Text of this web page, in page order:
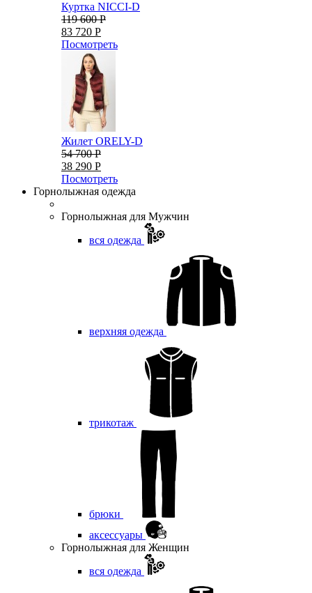
Куртка NICCI-D
119 600 Р
83 720 Р
Посмотреть
Жилет ORELY-D
54 700 Р
38 290 Р
Посмотреть
Горнолыжная одежда
Горнолыжная для Мужчин
вся одежда
верхняя одежда
трикотаж
брюки
аксессуары
Горнолыжная для Женщин
вся одежда